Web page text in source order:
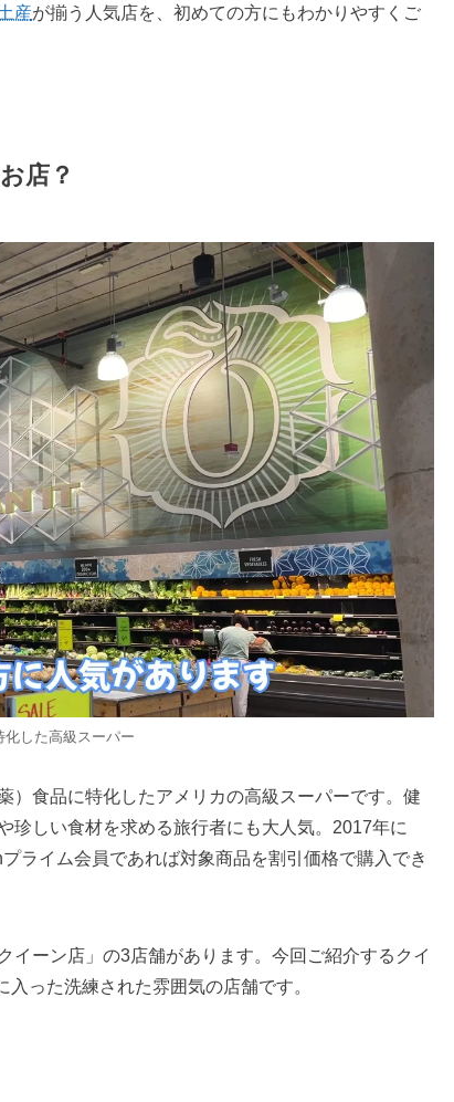
産が揃う人気店を、初めての方にもわかりやすくご
店？
化した高級スーパー
）食品に特化したアメリカの高級スーパーです。健
珍しい食材を求める旅行者にも大人気。2017年に
ライム会員であれば対象商品を割引価格で購入でき
イーン店」の3店舗があります。今回ご紹介するクイ
った洗練された雰囲気の店舗です。